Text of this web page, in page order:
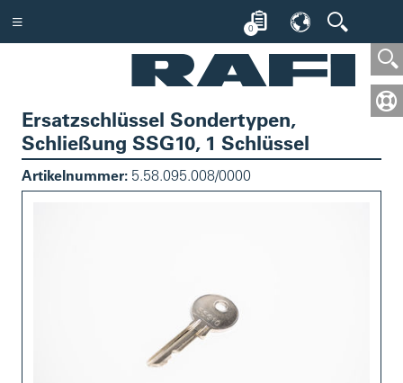
0
Ersatzschlüssel Sondertypen,
Schließung SSG10, 1 Schlüssel
Artikelnummer: 5.58.095.008/0000